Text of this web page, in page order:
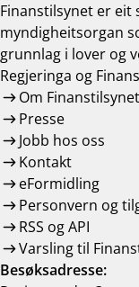
Finanstilsynet er eit
myndigheitsorgan
grunnlag i lover og
Regjeringa og
Om Finanstilsynet
Presse
Jobb hos oss
Kontakt
eFormidling
Personvern og
RSS og API
Varsling til
Besøksadresse: